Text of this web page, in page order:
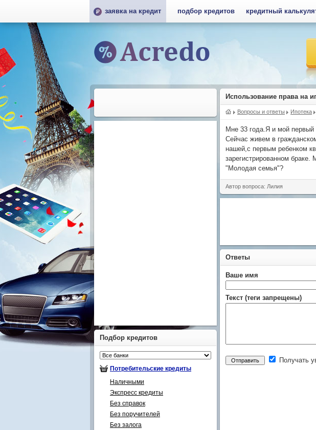
Использование права на
Вопросы и ответы Ипотека
Мне 33 года.Я и мой первый
Сейчас живем в
нашей,с первым ребенком
зарегистрированном
"Молодая семья"?
Автор вопроса: Лилия
Ответы
Ваше имя
Текст (теги запрещены)
Получать
Подбор кредитов
Потребительские кредиты
Наличными
Экспресс кредиты
Без справок
Без поручителей
Без залога
заявка на кредит подбор кредитов кредитный